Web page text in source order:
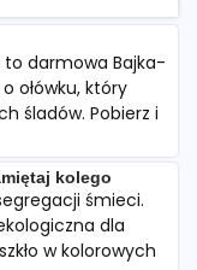
to darmowa Bajka-
ołówku, który
śladów. Pobierz i
kolego
śmieci.
dla
w kolorowych